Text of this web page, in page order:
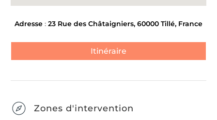
Adresse : 23 Rue des Châtaigniers, 60000 Tillé, France
Itinéraire
Zones d'intervention